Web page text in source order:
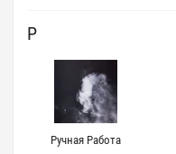
Р
Ручная Работа